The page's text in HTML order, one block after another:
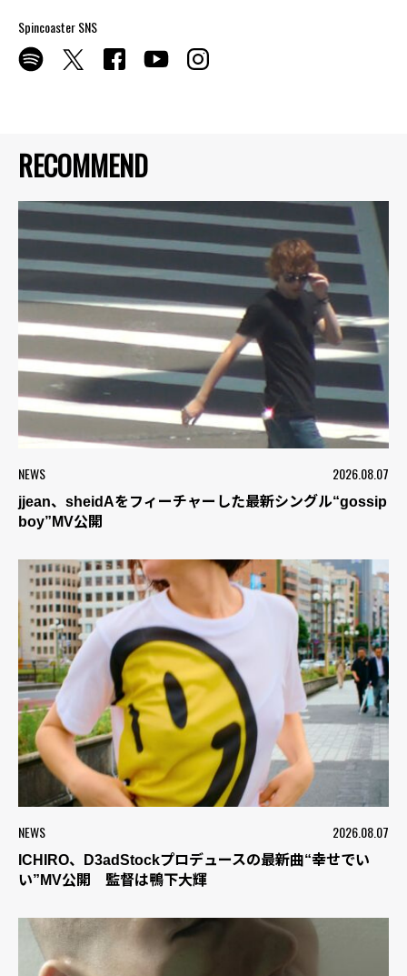
RECOMMEND
NEWS 2026.08.07
jjean、sheidAをフィーチャーした最新シングル“gossip
boy”MV公開
NEWS 2026.08.07
ICHIRO、D3adStockプロデュースの最新曲“幸せでい
い”MV公開 監督は鴨下大輝
Spincoaster SNS